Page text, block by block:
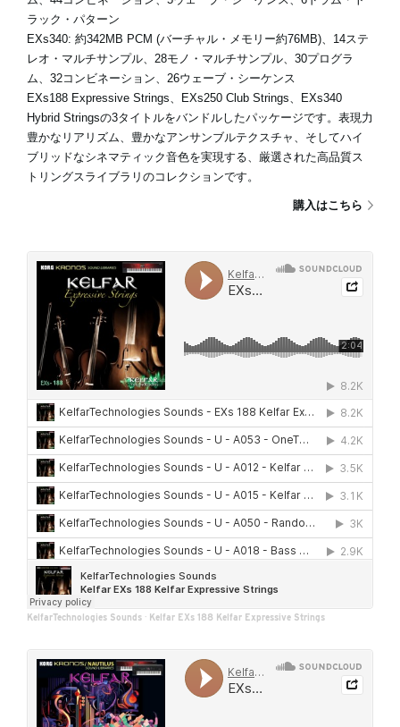
ラック・パターン
EXs340: 約342MB PCM (バーチャル・メモリー約76MB)、14ステ
レオ・マルチサンプル、28モノ・マルチサンプル、30プログラ
ム、32コンビネーション、26ウェーブ・シーケンス
EXs188 Expressive Strings、EXs250 Club Strings、EXs340
Hybrid Stringsの3タイトルをバンドルしたパッケージです。表現力
豊かなリアリズム、豊かなアンサンブルテクスチャ、そしてハイ
ブリッドなシネマティック音色を実現する、厳選された高品質ス
トリングスライブラリのコレクションです。
購入はこちら
KelfarTechnologies Sounds · Kelfar EXs 188 Kelfar Expressive Strings